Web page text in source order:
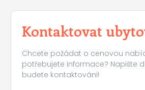
Kontaktovat
Chcete požádat o cenovou
potřebujete informace? Napište
budete kontaktováni!